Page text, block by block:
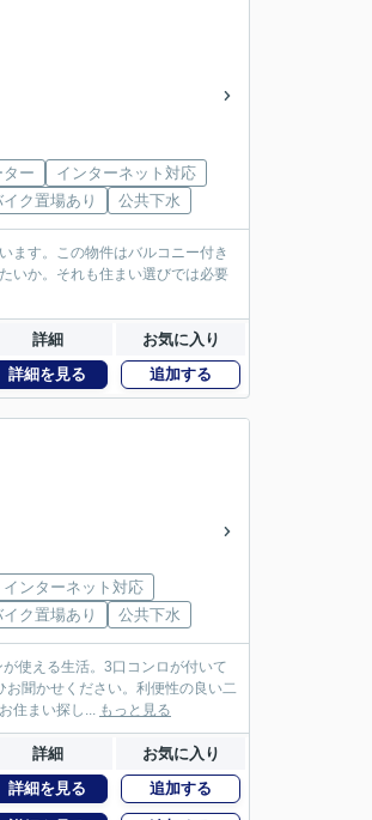
ター
インターネット対応
イク置場あり 公共下水
ます。この物件はバルコニー付き
いか。それも住まい選びでは必要
詳細 お気に入り
詳細を見る 追加する
インターネット対応
イク置場あり 公共下水
使える生活。3口コンロが付いて
聞かせください。利便性の良い二
住まい探し... もっと見る
詳細 お気に入り
詳細を見る 追加する